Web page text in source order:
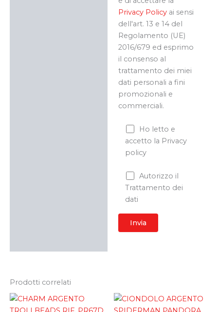
Privacy Policyai sensi
dell'art. 13 e 14 del
Regolamento (UE)
2016/679 ed esprimo
il consenso al
trattamento dei miei
dati personali a fini
promozionali e
commerciali.
Ho letto e
accetto la Privacy
policy
Autorizzo il
Trattamento dei
dati
Prodotti correlati